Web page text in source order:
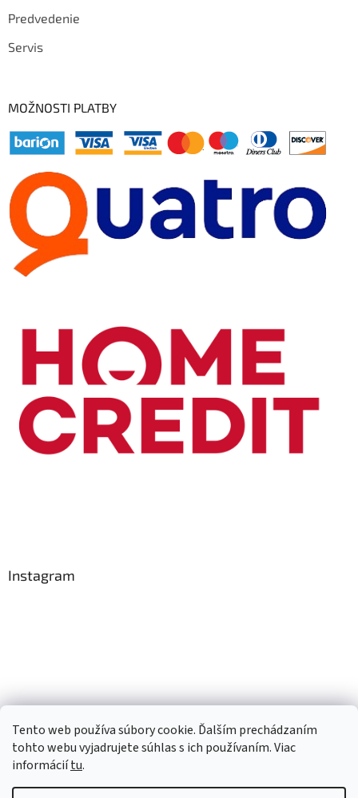
Tento web používa súbory cookie. Ďalším prechádzaním
tohto webu vyjadrujete súhlas s ich používaním. Viac
informáciítu.
Predvedenie
Servis
MOŽNOSTI PLATBY
Instagram
Sledovať na Instagrame